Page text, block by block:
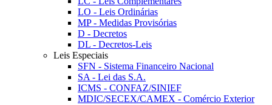
LO - Leis Ordinárias
MP - Medidas Provisórias
D - Decretos
DL - Decretos-Leis
Leis Especiais
SFN - Sistema Financeiro Nacional
SA - Lei das S.A.
ICMS - CONFAZ/SINIEF
MDIC/SECEX/CAMEX - Comércio Exterior